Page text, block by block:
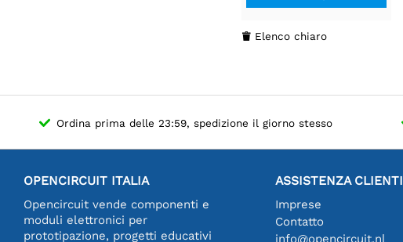
 Elenco chiaro
Ordina prima delle 23:59, spedizione il giorno stesso
OPENCIRCUIT ITALIA
Opencircuit vende componenti e
moduli elettronici per
prototipazione, progetti educativi
ASSISTENZA CLIENTI
Imprese
Contatto
info@opencircuit.nl